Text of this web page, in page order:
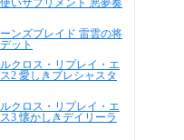
ーンズブレイド 雷雲の将
ット
ルクロス・リプレイ・エ
2 愛しきプレシャスタ
ルクロス・リプレイ・エ
3 懐かしきデイリーラ